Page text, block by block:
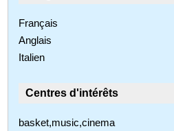
Français
Anglais
Italien
Centres d'intérêts
basket,music,cinema